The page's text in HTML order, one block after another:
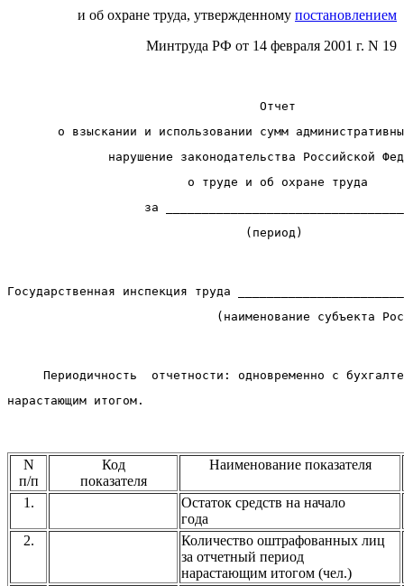
и об охране труда, утвержденному постановлением
Минтруда РФ от 14 февраля 2001 г. N 19
о взыскании и использовании сумм
нарушение законодательства Российской
                         о труде и об охране труда
                   за _________________________________
                                 (период)
Государственная инспекция труда
(наименование субъекта
Периодичность  отчетности: одновременно с
нарастающим итогом.
N
п/п
Код
показателя
Наименование показателя
1.
Остаток средств на начало
года
2.
Количество оштрафованных лиц
за отчетный период
нарастающим итогом (чел.)